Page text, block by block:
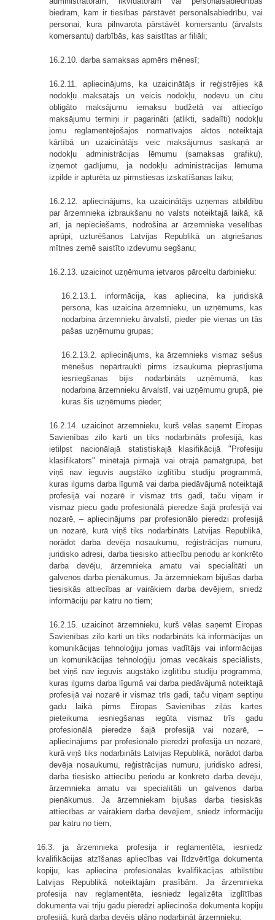
biedram, kam ir tiesības pārstāvēt personālsabiedrību, vai
personai, kura pilnvarota pārstāvēt komersantu (ārvalsts
komersantu) darbībās, kas saistītas ar filiāli;
16.2.10. darba samaksas apmērs mēnesī;
16.2.11. apliecinājums, ka uzaicinātājs ir reģistrējies kā
nodokļu maksātājs un veicis nodokļu, nodevu un citu
obligāto maksājumu iemaksu budžetā vai attiecīgo
maksājumu termiņi ir pagarināti (atlikti, sadalīti) nodokļu
jomu reglamentējošajos normatīvajos aktos noteiktajā
kārtībā un uzaicinātājs veic maksājumus saskaņā ar
nodokļu administrācijas lēmumu (samaksas grafiku),
izņemot gadījumu, ja nodokļu administrācijas lēmuma
izpilde ir apturēta uz pirmstiesas izskatīšanas laiku;
16.2.12. apliecinājums, ka uzaicinātājs uzņemas atbildību
par ārzemnieka izbraukšanu no valsts noteiktajā laikā, kā
arī, ja nepieciešams, nodrošina ar ārzemnieka veselības
aprūpi, uzturēšanos Latvijas Republikā un atgriešanos
mītnes zemē saistīto izdevumu segšanu;
16.2.13. uzaicinot uzņēmuma ietvaros pārceltu darbinieku:
16.2.13.1. informācija, kas apliecina, ka juridiskā
persona, kas uzaicina ārzemnieku, un uzņēmums, kas
nodarbina ārzemnieku ārvalstī, pieder pie vienas un tās
pašas uzņēmumu grupas;
16.2.13.2. apliecinājums, ka ārzemnieks vismaz sešus
mēnešus nepārtraukti pirms izsaukuma pieprasījuma
iesniegšanas bijis nodarbināts uzņēmumā, kas
nodarbina ārzemnieku ārvalstī, vai uzņēmumu grupā, pie
kuras šis uzņēmums pieder;
16.2.14. uzaicinot ārzemnieku, kurš vēlas saņemt Eiropas
Savienības zilo karti un tiks nodarbināts profesijā, kas
ietilpst nacionālajā statistiskajā klasifikācijā "Profesiju
klasifikators" minētajā pirmajā vai otrajā pamatgrupā, bet
viņš nav ieguvis augstāko izglītību studiju programmā,
kuras ilgums darba līgumā vai darba piedāvājumā noteiktajā
profesijā vai nozarē ir vismaz trīs gadi, taču viņam ir
vismaz piecu gadu profesionālā pieredze šajā profesijā vai
nozarē, – apliecinājums par profesionālo pieredzi profesijā
un nozarē, kurā viņš tiks nodarbināts Latvijas Republikā,
norādot darba devēja nosaukumu, reģistrācijas numuru,
juridisko adresi, darba tiesisko attiecību periodu ar konkrēto
darba devēju, ārzemnieka amatu vai specialitāti un
galvenos darba pienākumus. Ja ārzemniekam bijušas darba
tiesiskās attiecības ar vairākiem darba devējiem, sniedz
informāciju par katru no tiem;
16.2.15. uzaicinot ārzemnieku, kurš vēlas saņemt Eiropas
Savienības zilo karti un tiks nodarbināts kā informācijas un
komunikācijas tehnoloģiju jomas vadītājs vai informācijas
un komunikācijas tehnoloģiju jomas vecākais speciālists,
bet viņš nav ieguvis augstāko izglītību studiju programmā,
kuras ilgums darba līgumā vai darba piedāvājumā noteiktajā
profesijā vai nozarē ir vismaz trīs gadi, taču viņam septiņu
gadu laikā pirms Eiropas Savienības zilās kartes
pieteikuma iesniegšanas iegūta vismaz trīs gadu
profesionālā pieredze šajā profesijā vai nozarē, –
apliecinājums par profesionālo pieredzi profesijā un nozarē,
kurā viņš tiks nodarbināts Latvijas Republikā, norādot darba
devēja nosaukumu, reģistrācijas numuru, juridisko adresi,
darba tiesisko attiecību periodu ar konkrēto darba devēju,
ārzemnieka amatu vai specialitāti un galvenos darba
pienākumus. Ja ārzemniekam bijušas darba tiesiskās
attiecības ar vairākiem darba devējiem, sniedz informāciju
par katru no tiem;
16.3. ja ārzemnieka profesija ir reglamentēta, iesniedz
kvalifikācijas atzīšanas apliecības vai līdzvērtīga dokumenta
kopiju, kas apliecina profesionālās kvalifikācijas atbilstību
Latvijas Republikā noteiktajām prasībām. Ja ārzemnieka
profesija nav reglamentēta, iesniedz legalizēta izglītības
dokumenta vai triju gadu pieredzi apliecinoša dokumenta kopiju
profesijā, kurā darba devējs plāno nodarbināt ārzemnieku;